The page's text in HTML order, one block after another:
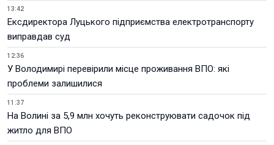
13:42
Ексдиректора Луцького підприємства електротранспорту
виправдав суд
12:36
У Володимирі перевірили місце проживання ВПО: які
проблеми залишилися
11:37
На Волині за 5,9 млн хочуть реконструювати садочок під
житло для ВПО